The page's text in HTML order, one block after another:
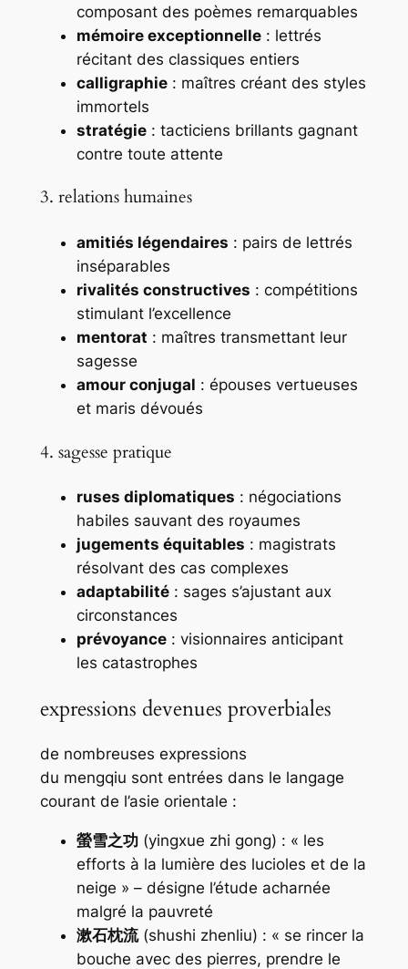
composant des poèmes remarquables
mémoire exceptionnelle: lettrés
récitant des classiques entiers
calligraphie: maîtres créant des styles
immortels
stratégie: tacticiens brillants gagnant
contre toute attente
3. relations humaines
amitiés légendaires : pairs de lettrés
inséparables
rivalités constructives : compétitions
stimulant l’excellence
mentorat : maîtres transmettant leur
sagesse
amour conjugal : épouses vertueuses
et maris dévoués
4. sagesse pratique
ruses diplomatiques : négociations
habiles sauvant des royaumes
jugements équitables : magistrats
résolvant des cas complexes
adaptabilité: sages s’ajustant aux
circonstances
prévoyance: visionnaires anticipant
les catastrophes
expressions devenues proverbiales
de nombreuses expressions
du mengqiu sont entrées dans le langage
courant de l’asie orientale :
螢雪之功(yingxue zhi gong) : « les
efforts à la lumière des lucioles et de la
neige » – désigne l’étude acharnée
malgré la pauvreté
漱石枕流(shushi zhenliu) : « se rincer la
bouche avec des pierres, prendre le